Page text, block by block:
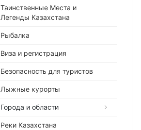
Таинственные Места и
Легенды Казахстана
Рыбалка
Виза и регистрация
Безопасность для туристов
Лыжные курорты
Города и области
Реки Казахстана